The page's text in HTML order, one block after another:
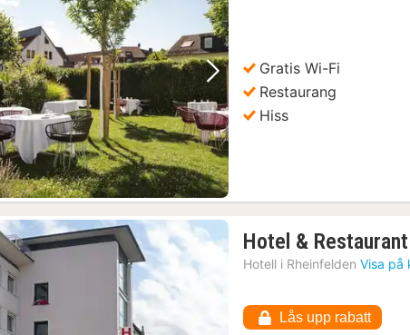
Föregående bild Nästa bild
Gratis Wi-Fi
Restaurang
Hiss
Hotel &
Hotell i Rheinfelden Visa på
Lås upp rabatt